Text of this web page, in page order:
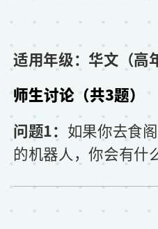
适用年级：华文（高
师生讨论（共3题）
问题1： 如果你去食
的机器人，你会有什